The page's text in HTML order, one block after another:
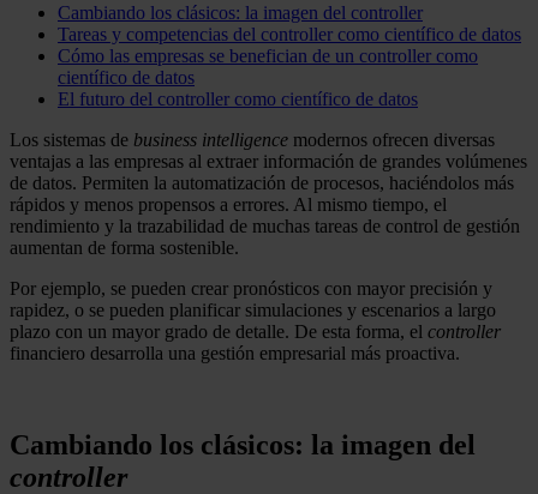
Cambiando los clásicos: la imagen del controller
Tareas y competencias del controller como científico de datos
Cómo las empresas se benefician de un controller como
científico de datos
El futuro del controller como científico de datos
Los sistemas de business intelligence modernos ofrecen diversas
ventajas a las empresas al extraer información de grandes volúmenes
de datos. Permiten la automatización de procesos, haciéndolos más
rápidos y menos propensos a errores. Al mismo tiempo, el
rendimiento y la trazabilidad de muchas tareas de control de gestión
aumentan de forma sostenible.
Por ejemplo, se pueden crear pronósticos con mayor precisión y
rapidez, o se pueden planificar simulaciones y escenarios a largo
plazo con un mayor grado de detalle. De esta forma, el controller
financiero desarrolla una gestión empresarial más proactiva.
Cambiando los clásicos: la imagen del
controller